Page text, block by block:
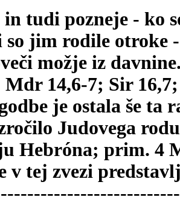
in tudi pozneje - ko
so jim rodile otroke
možje iz
Mdr 14,6-7; Sir
je ostala še ta
Judovega
Hebróna; prim. 4
v tej zvezi